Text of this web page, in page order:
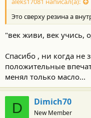
и
:
Это сверху резина а
"век живи, век учись,
Спасибо , ни когда не
положительные
менял только масло...
D Dimich70
New Member